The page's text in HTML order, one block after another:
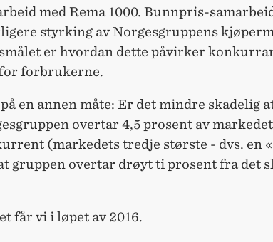
med Rema 1000. Bunnpris-
styrking av Norgesgruppens
er hvordan dette påvirker
forbrukerne.
på en annen måte: Er det mindre skadelig
overtar 4,5 prosent av
(markedets tredje største - dvs. en
gruppen overtar drøyt ti prosent fra det
får vi i løpet av 2016.